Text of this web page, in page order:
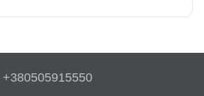
+380505915550